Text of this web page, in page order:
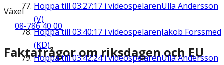
Hoppa till 03:27:17 i videospelarenUlla Andersson
(V)
Hoppa till 03:40:17 i videospelarenJakob Forssmed
(KD)
Hoppa till03:42:24i videospelarenUlla Andersson
Växel
08-786 40 00
Faktafrågor om riksdagen och EU